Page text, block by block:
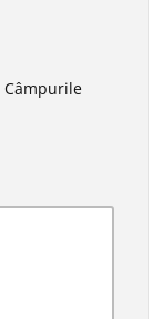
Câmpurile